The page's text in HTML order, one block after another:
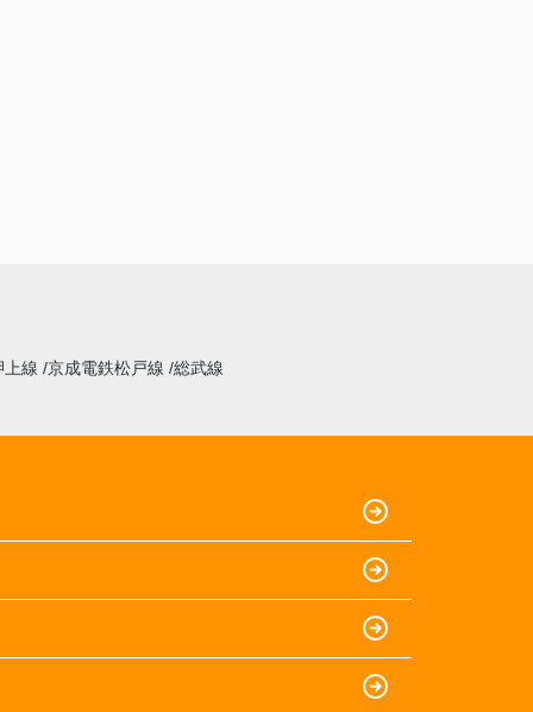
上線 京成電鉄松戸線 総武線